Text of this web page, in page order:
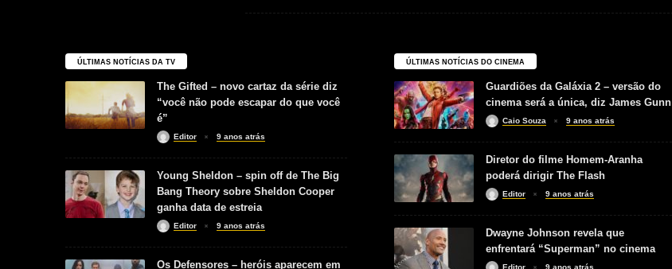
ÚLTIMAS NOTÍCIAS DA TV
The Gifted – novo cartaz da série diz
“você não pode escapar do que você
é”
Editor 9 anos atrás
Young Sheldon – spin off de The Big
Bang Theory sobre Sheldon Cooper
ganha data de estreia
Editor 9 anos atrás
Os Defensores – heróis aparecem em
ÚLTIMAS NOTÍCIAS DO CINEMA
Guardiões da Galáxia 2 – versão do
cinema será a única, diz James Gunn
Caio Souza 9 anos atrás
Diretor do filme Homem-Aranha
poderá dirigir The Flash
Editor 9 anos atrás
Dwayne Johnson revela que
enfrentará “Superman” no cinema
Editor 9 anos atrás